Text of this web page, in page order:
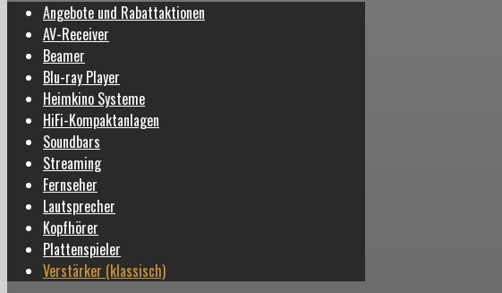
Angebote und Rabattaktionen
AV-Receiver
Beamer
Blu-ray Player
Heimkino Systeme
HiFi-Kompaktanlagen
Soundbars
Streaming
Fernseher
Lautsprecher
Kopfhörer
Plattenspieler
Verstärker (klassisch)